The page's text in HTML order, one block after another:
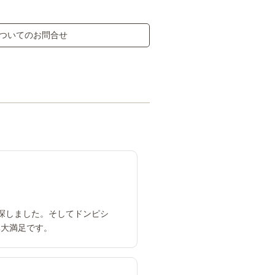
いてのお問合せ
しました。そしてドンピシ
満足です。